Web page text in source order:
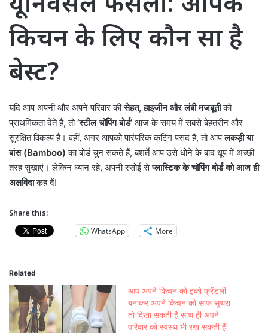
किचन के लिए कौन सा है
बेस्ट?
यदि आप अपनी और अपने परिवार कीसेहत, हाइजीन और लंबी मजबूतीको
प्राथमिकता देते हैं, तो‘स्टील चॉपिंग बोर्ड’ आज के समय में सबसे बेहतरीन और
सुरक्षित विकल्प है। वहीं, अगर आपको पारंपरिक कटिंग पसंद है, तो आपलकड़ी या
बांस (Bamboo) का बोर्ड चुन सकते हैं, बशर्ते आप उसे धोने के बाद धूप में अच्छी
तरह सुखाएं। लेकिन ध्यान रहे, अपनी रसोई सेप्लास्टिक के चॉपिंग बोर्ड को आज ही
अलविदाकह दें!
Share this:
WhatsApp
More
Related
आप अपने किचन को इको फ्रेंडली
बनाकर अपने किचन को साफ सुथरा
तो दिखा सकती है साथ ही अपने
परिवार को स्वस्थ भी रख सकती हैं